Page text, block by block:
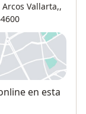
Vallarta,,
nueva
en esta